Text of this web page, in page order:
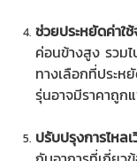
ช่วยประหยัดค่าใ
ค่อนข้างสูง รวม
ทางเลือกที่ประห
รุ่นอาจมีราคาถูก
ปรับปรุงการไหล